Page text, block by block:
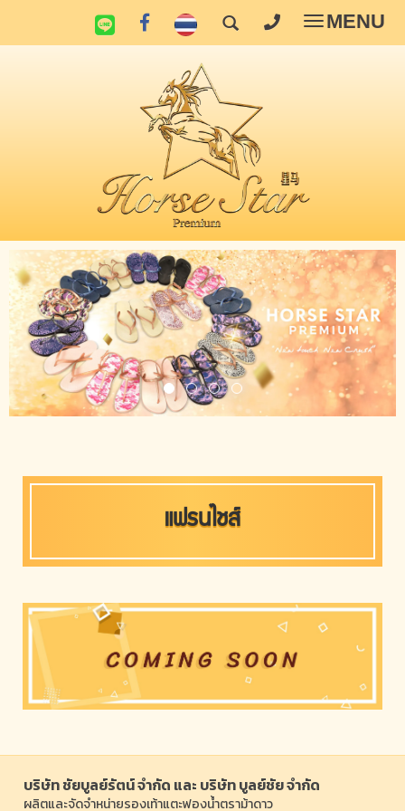
Toggle
MENU
แฟรนไชส์
บริษัท ชัยบูลย์รัตน์ จำกัด และ บริษัท บูลย์ชัย จำกัด
ผลิตและจัดจำหน่ายรองเท้าแตะฟองน้ำตราม้าดาว